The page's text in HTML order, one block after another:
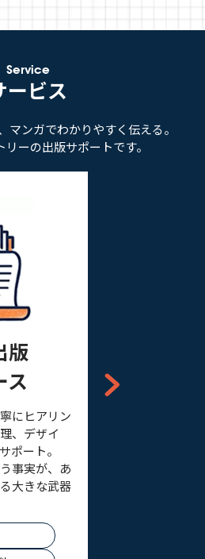
Service
ービス
マンガでわかりやすく伝える。
ーの出版サポートです。
版
ス
にヒアリン
、デザイ
ポート。
事実が、あ
大きな武器
ストーリ